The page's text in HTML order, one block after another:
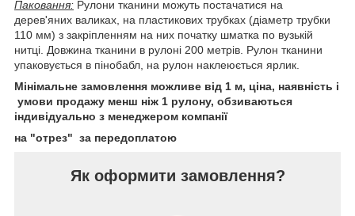
Паковання: Рулони тканини можуть постачатися на
дерев'яних валиках, на пластикових трубках (діаметр трубки
110 мм) з закріпленням на них початку шматка по вузькій
нитці. Довжина тканини в рулоні 200 метрів. Рулон тканини
упаковується в пінобабл, на рулон наклеюється ярлик.
Мінімальне замовлення можливе від 1 м, ціна, наявність і
умови продажу менш ніж 1 рулону, обзиваються
індивідуально з менеджером компанії
на "отрез" за передоплатою
Як оформити замовлення?